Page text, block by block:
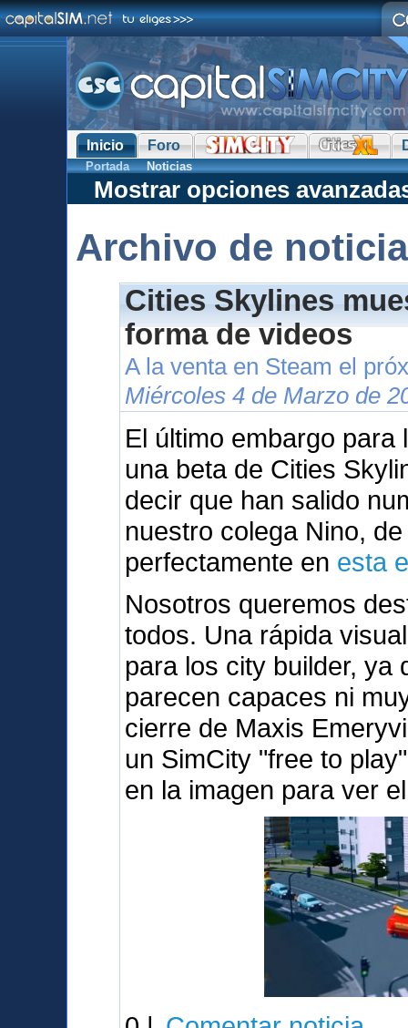
Inicio Foro
Portada Noticias
Mostrar opciones
Archivo de
Cities Skylines
forma de videos
A la venta en Steam el
Miércoles 4 de Marzo de
El último embargo
una beta de Cities
decir que han salido
nuestro colega Nino,
perfectamente en esta
Nosotros queremos
todos. Una rápida
para los city builder, ya
parecen capaces ni
cierre de Maxis
un SimCity "free to
en la imagen para ver